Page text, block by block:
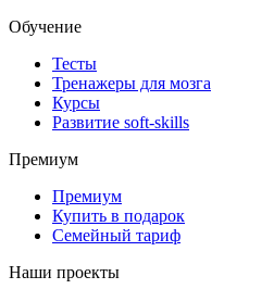
Обучение
Тесты
Тренажеры для мозга
Курсы
Развитие soft-skills
Премиум
Премиум
Купить в подарок
Семейный тариф
Наши проекты